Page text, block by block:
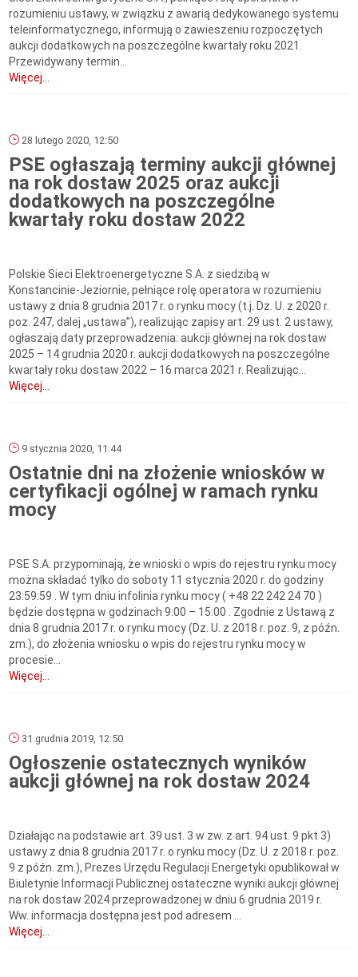
rozumieniu ustawy, w związku z awarią dedykowanego systemu
teleinformatycznego, informują o zawieszeniu rozpoczętych
aukcji dodatkowych na poszczególne kwartały roku 2021.
Przewidywany termin...
Więcej...
28 lutego 2020, 12:50
PSE ogłaszają terminy aukcji głównej
na rok dostaw 2025 oraz aukcji
dodatkowych na poszczególne
kwartały roku dostaw 2022
Polskie Sieci Elektroenergetyczne S.A. z siedzibą w
Konstancinie-Jeziornie, pełniące rolę operatora w rozumieniu
ustawy z dnia 8 grudnia 2017 r. o rynku mocy (t.j. Dz. U. z 2020 r.
poz. 247, dalej „ustawa”), realizując zapisy art. 29 ust. 2 ustawy,
ogłaszają daty przeprowadzenia: aukcji głównej na rok dostaw
2025 – 14 grudnia 2020 r. aukcji dodatkowych na poszczególne
kwartały roku dostaw 2022 – 16 marca 2021 r. Realizując...
Więcej...
9 stycznia 2020, 11:44
Ostatnie dni na złożenie wniosków w
certyfikacji ogólnej w ramach rynku
mocy
PSE S.A. przypominają, że wnioski o wpis do rejestru rynku mocy
można składać tylko do soboty 11 stycznia 2020 r. do godziny
23:59:59 . W tym dniu infolinia rynku mocy ( +48 22 242 24 70 )
będzie dostępna w godzinach 9:00 – 15:00 . Zgodnie z Ustawą z
dnia 8 grudnia 2017 r. o rynku mocy (Dz. U. z 2018 r. poz. 9, z późn.
zm.), do złożenia wniosku o wpis do rejestru rynku mocy w
procesie...
Więcej...
31 grudnia 2019, 12:50
Ogłoszenie ostatecznych wyników
aukcji głównej na rok dostaw 2024
Działając na podstawie art. 39 ust. 3 w zw. z art. 94 ust. 9 pkt 3)
ustawy z dnia 8 grudnia 2017 r. o rynku mocy (Dz. U. z 2018 r. poz.
9 z późn. zm.), Prezes Urzędu Regulacji Energetyki opublikował w
Biuletynie Informacji Publicznej ostateczne wyniki aukcji głównej
na rok dostaw 2024 przeprowadzonej w dniu 6 grudnia 2019 r.
Ww. informacja dostępna jest pod adresem ...
Więcej...